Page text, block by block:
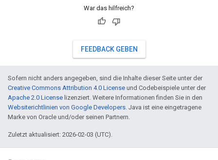
War das hilfreich?
FEEDBACK GEBEN
Sofern nicht anders angegeben, sind die Inhalte dieser Seite unter der
Creative Commons Attribution 4.0 License und Codebeispiele unter der
Apache 2.0 License lizenziert. Weitere Informationen finden Sie in den
Websiterichtlinien von Google Developers. Java ist eine eingetragene
Marke von Oracle und/oder seinen Partnern.
Zuletzt aktualisiert: 2026-02-03 (UTC).